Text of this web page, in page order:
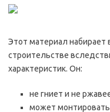
Этот материал набирает
строительстве
характеристик. Он:
не гниет и не
может